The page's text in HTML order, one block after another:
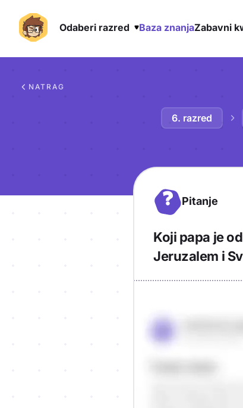
Odaberi razred Baza znanjaZabavni
NATRAG
6. razred
? Pitanje
Koji papa je
Jeruzalem i